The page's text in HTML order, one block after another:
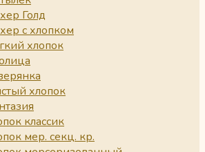
Голд
с хлопком
хлопок
хлопок
классик
мер. секц. кр.